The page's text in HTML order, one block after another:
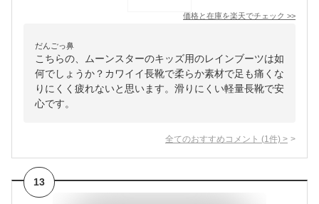
価格と在庫を楽天でチェック >>
だんごっ鼻
こちらの、ムーンスターのキッズ用のレインブーツは如
何でしょうか？カワイイ長靴で柔らか素材で足も痛くな
りにくく疲れないと思います。滑りにくい軽量長靴で安
心です。
全てのおすすめコメント (1 件) >
13